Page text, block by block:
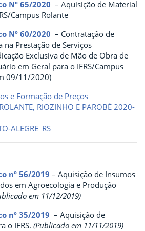
Nº 65/2020 – Aquisição de Material
Campus Rolante
Nº 60/2020 – Contratação de
na Prestação de Serviços
Exclusiva de Mão de Obra de
em Geral para o IFRS/Campus
09/11/2020)
e Formação de Preços
RIOZINHO E PAROBÉ 2020-
ALEGRE_RS
nº 56/2019 – Aquisição de Insumos
em Agroecologia e Produção
em 11/12/2019)
nº 35/2019 – Aquisição de
o IFRS. (Publicado em 11/11/2019)